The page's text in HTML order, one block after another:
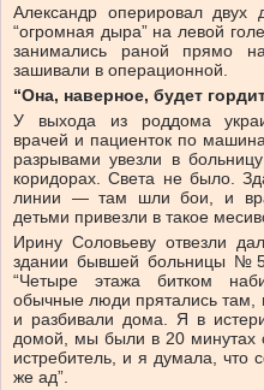
Александр оперировал
“огромная дыра” на левой
занимались раной прямо
зашивали в операционной.
“Она, наверное, будет
У выхода из роддома
врачей и пациенток по
разрывами увезли в
коридорах. Света не было.
линии — там шли бои, и
детьми привезли в такое
Ирину Соловьеву отвезли
здании бывшей больницы №5
“Четыре этажа битком
обычные люди прятались там,
и разбивали дома. Я в
домой, мы были в 20 минутах
истребитель, и я думала, что
же ад”.